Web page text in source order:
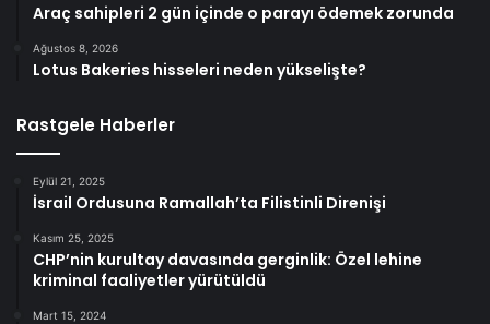
Araç sahipleri 2 gün içinde o parayı ödemek zorunda
Ağustos 8, 2026
Lotus Bakeries hisseleri neden yükselişte?
Rastgele Haberler
Eylül 21, 2025
İsrail Ordusuna Ramallah’ta Filistinli Direnişi
Kasım 25, 2025
CHP’nin kurultay davasında gerginlik: Özel lehine
kriminal faaliyetler yürütüldü
Mart 15, 2024